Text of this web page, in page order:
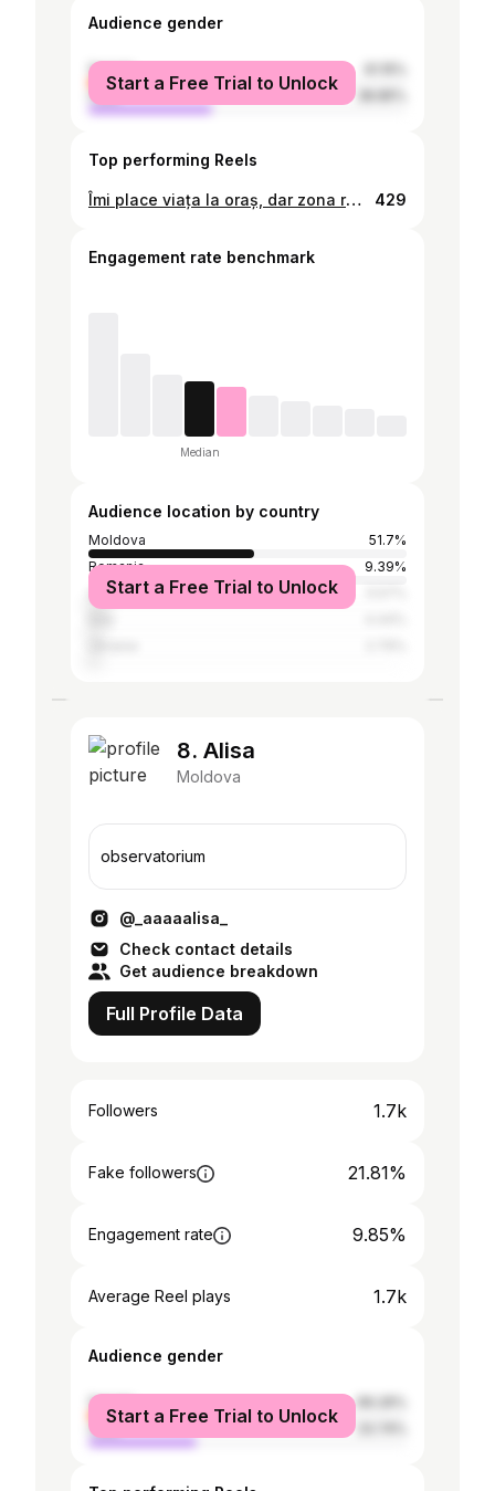
Audience gender
female
male
Start a Free Trial to Unlock
Top performing Reels
Îmi place viața la oraș, dar zona rurală este mai autentică, mai adevărată. Aici totul pare să încetinească, culorile sunt mai vii, aerul este mai curat. Sunt plin de seninătate mergând prin câmpuri și ascultând păsările cântând. Peisajul rural este locul în care timpul pare să se oprească, unde mă pot regăsi și mă pot reconecta cu natura. Și tu, preferi orașul sau mediul rural? #sentimente #latara Photo by @rusu_andrew #descoperamoldova #vscomoldova #architecture #building #architexture #city #buildings #moldovamea #art #architecturelovers #abstract #lines #instagood #beautiful #archilovers #architectureporn #archidaily #composition #geometry #perspective #geometric #pattern #buildingporn #arquitectura #architettura #visitmoldova 429
Engagement rate benchmark
Median
Audience location by country
Moldova
51.7%
Romania
9.39%
United States
Start a Free Trial to Unlock
8. Alisa
Moldova
observatorium
@_aaaaalisa_
Check contact details
Get audience breakdown
Full Profile Data
Followers 1.7k
Fake followers 21.81%
Engagement rate 9.85%
Average Reel plays 1.7k
Audience gender
female
male
Start a Free Trial to Unlock